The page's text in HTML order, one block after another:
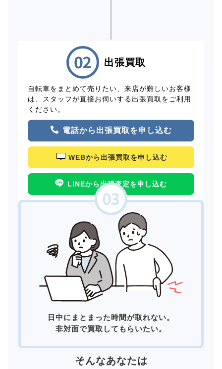
出張買取
自転車をまとめて売りたい、来店が難しいお客様
は、スタッフが直接お伺いする出張買取をご利用
ください。
電話から出張買取を申し込む
WEBから出張買取を申し込む
LINEから出張査定を申し込む
日中にまとまった時間が取れない。
非対面で買取してもらいたい。
そんなあなたは